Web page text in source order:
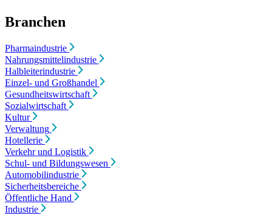
Branchen
Pharmaindustrie
Nahrungsmittelindustrie
Halbleiterindustrie
Einzel- und Großhandel
Gesundheitswirtschaft
Sozialwirtschaft
Kultur
Verwaltung
Hotellerie
Verkehr und Logistik
Schul- und Bildungswesen
Automobilindustrie
Sicherheitsbereiche
Öffentliche Hand
Industrie